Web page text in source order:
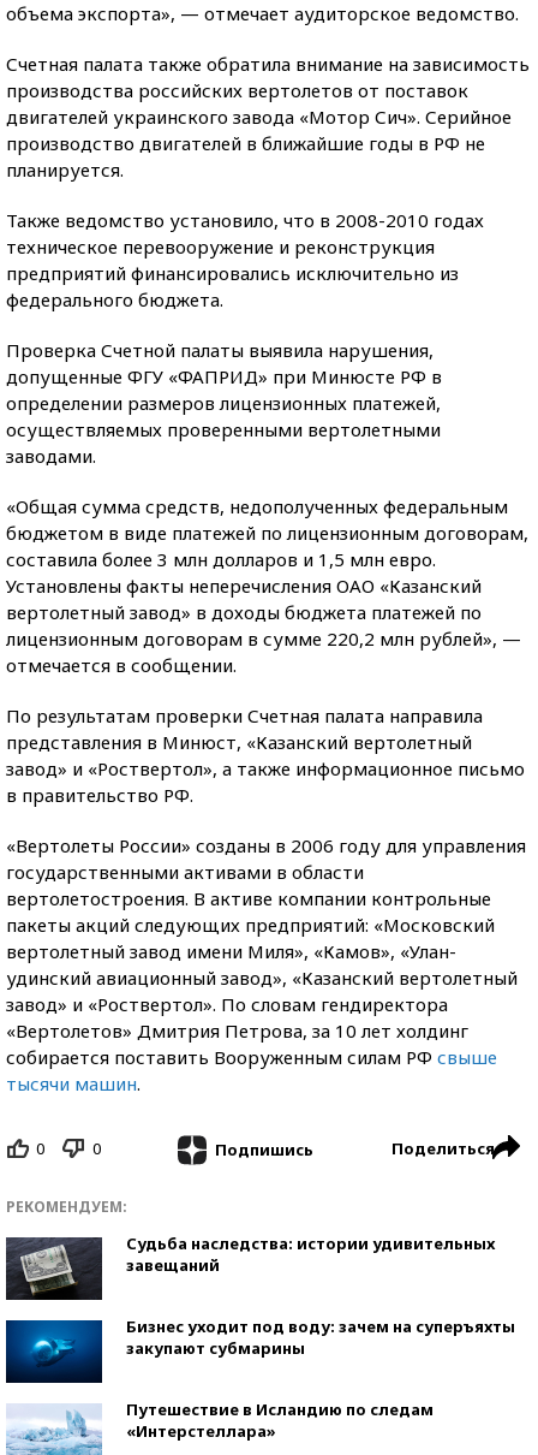
объема экспорта», — отмечает аудиторское ведомство.
Счетная палата также обратила внимание на зависимость
производства российских вертолетов от поставок
двигателей украинского завода «Мотор Сич». Серийное
производство двигателей в ближайшие годы в РФ не
планируется.
Также ведомство установило, что в 2008-2010 годах
техническое перевооружение и реконструкция
предприятий финансировались исключительно из
федерального бюджета.
Проверка Счетной палаты выявила нарушения,
допущенные ФГУ «ФАПРИД» при Минюсте РФ в
определении размеров лицензионных платежей,
осуществляемых проверенными вертолетными
заводами.
«Общая сумма средств, недополученных федеральным
бюджетом в виде платежей по лицензионным договорам,
составила более 3 млн долларов и 1,5 млн евро.
Установлены факты неперечисления ОАО «Казанский
вертолетный завод» в доходы бюджета платежей по
лицензионным договорам в сумме 220,2 млн рублей», —
отмечается в сообщении.
По результатам проверки Счетная палата направила
представления в Минюст, «Казанский вертолетный
завод» и «Роствертол», а также информационное письмо
в правительство РФ.
«Вертолеты России» созданы в 2006 году для управления
государственными активами в области
вертолетостроения. В активе компании контрольные
пакеты акций следующих предприятий: «Московский
вертолетный завод имени Миля», «Камов», «Улан-
удинский авиационный завод», «Казанский вертолетный
завод» и «Роствертол». По словам гендиректора
«Вертолетов» Дмитрия Петрова, за 10 лет холдинг
собирается поставить Вооруженным силам РФ свыше
тысячи машин.
0 0 Подпишись Поделиться
РЕКОМЕНДУЕМ:
Судьба наследства: истории удивительных
завещаний
Бизнес уходит под воду: зачем на суперъяхты
закупают субмарины
Путешествие в Исландию по следам
«Интерстеллара»